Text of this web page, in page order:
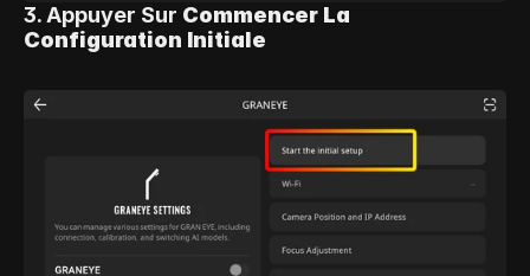
3. Appuyer Sur Commencer La
Configuration Initiale